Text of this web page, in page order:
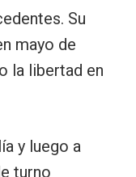
Su
mayo de
la libertad en
y luego a
turno